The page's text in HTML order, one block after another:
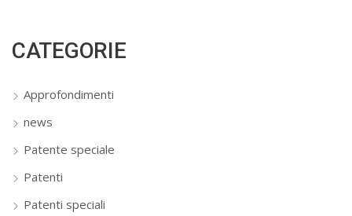
CATEGORIE
Approfondimenti
news
Patente speciale
Patenti
Patenti speciali